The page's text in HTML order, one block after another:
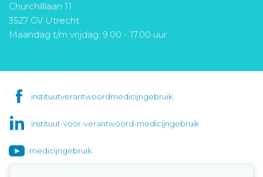
Churchilllaan 11
3527 GV Utrecht
Maandag t/m vrijdag: 9.00 - 17.00 uur
instituutverantwoordmedicijngebruik
instituut-voor-verantwoord-medicijngebruik
medicijngebruik